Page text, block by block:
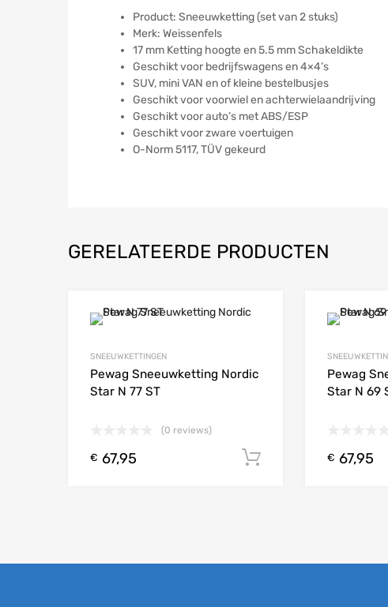
Product: Sneeuwketting (set van 2 stuks)
Merk: Weissenfels
17 mm Ketting hoogte en 5.5 mm Schakeldikte
Geschikt voor bedrijfswagens en 4×4’s
SUV, mini VAN en of kleine bestelbusjes
Geschikt voor voorwiel en achterwielaandrijving
Geschikt voor auto’s met ABS/ESP
Geschikt voor zware voertuigen
O-Norm 5117, TÜV gekeurd
GERELATEERDE PRODUCTEN
Add to Wishlist
Add to Compare
SNEEUWKETTINGEN
Pewag Sneeuwketting Nordic
Star N 77 ST
(0 reviews)
€ 67,95 Toevoegen aan
Pewag
Star N 69
€ 67,95